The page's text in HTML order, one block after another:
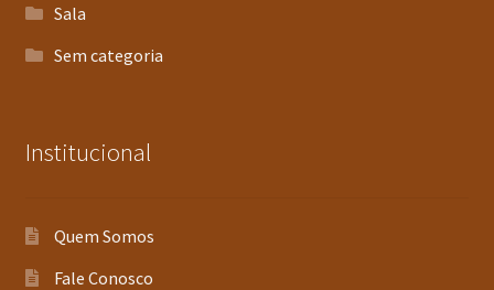
Sala
Sem categoria
Institucional
Quem Somos
Fale Conosco